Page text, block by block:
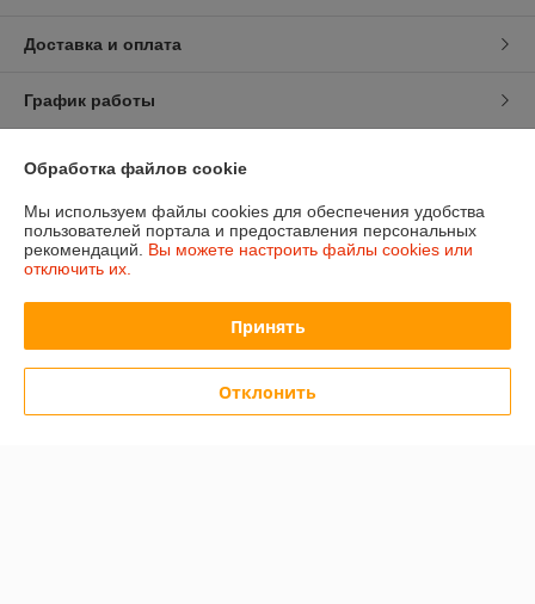
Доставка и оплата
График работы
Политика обработки cookies
Сайт создан на платформе Deal.by
Обработка файлов cookie
Мы используем файлы cookies для обеспечения удобства
пользователей портала и предоставления персональных
рекомендаций. Вы можете настроить файлы cookies или
отключить их.
Принять
Отклонить